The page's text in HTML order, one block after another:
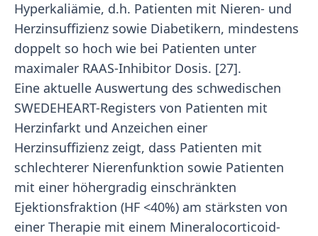
Hyperkaliämie, d.h. Patienten mit Nieren- und
Herzinsuffizienz sowie Diabetikern, mindestens
doppelt so hoch wie bei Patienten unter
maximaler RAAS-Inhibitor Dosis. [27].
Eine aktuelle Auswertung des schwedischen
SWEDEHEART-Registers von Patienten mit
Herzinfarkt und Anzeichen einer
Herzinsuffizienz zeigt, dass Patienten mit
schlechterer Nierenfunktion sowie Patienten
mit einer höhergradig einschränkten
Ejektionsfraktion (HF <40%) am stärksten von
einer Therapie mit einem Mineralocorticoid-